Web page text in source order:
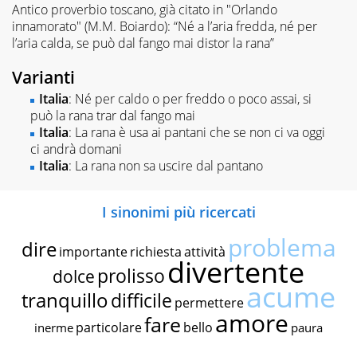
Antico proverbio toscano, già citato in "Orlando
innamorato" (M.M. Boiardo): “Né a l’aria fredda, né per
l’aria calda, se può dal fango mai distor la rana”
Varianti
Italia: Né per caldo o per freddo o poco assai, si
può la rana trar dal fango mai
Italia: La rana è usa ai pantani che se non ci va oggi
ci andrà domani
Italia: La rana non sa uscire dal pantano
I sinonimi più ricercati
dire importante richiestaattività problema
dolce prolissodivertente
tranquillodifficile permettereacume
inerme particolarefare bello amore paura